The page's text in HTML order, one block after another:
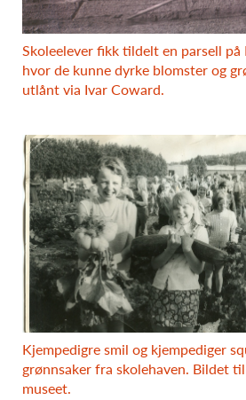
Skoleelever fikk tildelt en parsell på
hvor de kunne dyrke blomster og
utlånt via Ivar Coward.
Kjempedigre smil og kjempediger
grønnsaker fra skolehaven. Bildet
museet.